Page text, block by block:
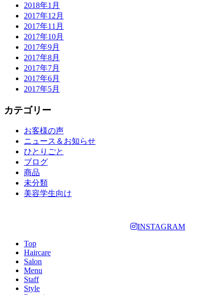
2018年1月
2017年12月
2017年11月
2017年10月
2017年9月
2017年8月
2017年7月
2017年6月
2017年5月
カテゴリー
お客様の声
ニュース＆お知らせ
ひとりごと
ブログ
商品
未分類
美容学生向け
INSTAGRAM
Top
Haircare
Salon
Menu
Staff
Style